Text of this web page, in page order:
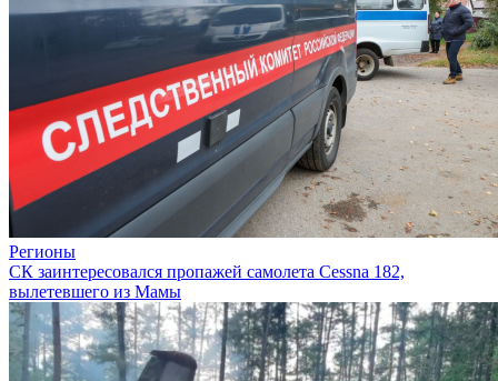
Регионы
СК заинтересовался пропажей самолета Cessna 182,
вылетевшего из Мамы